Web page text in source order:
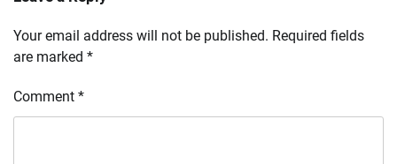
Your email address will not be published. Required fields
are marked *
Comment *